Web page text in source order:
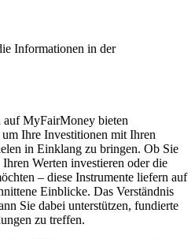
Informationen in der
auf MyFairMoney bieten
Ihre Investitionen mit Ihren
in Einklang zu bringen. Ob Sie
Werten investieren oder die
– diese Instrumente liefern auf
Einblicke. Das Verständnis
Sie dabei unterstützen, fundierte
zu treffen.